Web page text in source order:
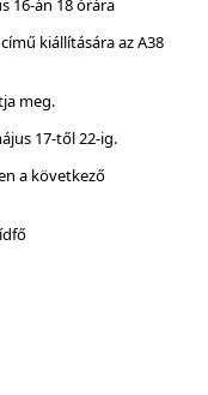
16-án 18 órára
kiállítására az A38
meg.
17-től 22-ig.
a következő